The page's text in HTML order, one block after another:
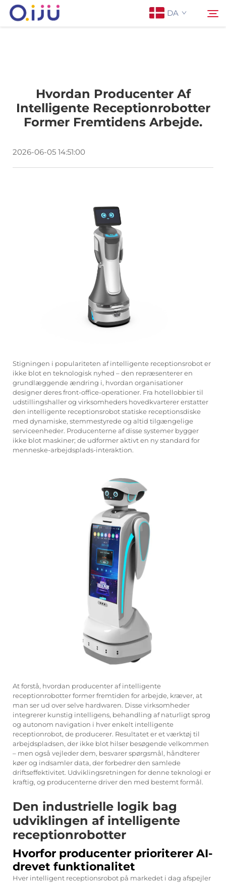
DA
Om os
Produkter
Anvendelse
Hvordan Producenter Af
Intelligente Receptionrobotter
Former Fremtidens Arbejde.
2026-06-05 14:51:00
Stigningen i populariteten afintelligente receptionsroboter
ikke blot en teknologisk nyhed – den repræsenterer en
grundlæggende ændring i, hvordan organisationer
designer deres front-office-operationer. Fra hotellobbier til
udstillingshaller og virksomheders hovedkvarterer erstatter
den intelligente receptionsrobot statiske receptionsdiske
med dynamiske, stemmestyrede og altid tilgængelige
serviceenheder. Producenterne af disse systemer bygger
ikke blot maskiner; de udformer aktivt en ny standard for
menneske-arbejdsplads-interaktion.
At forstå, hvordan producenter af intelligente
receptionrobotter former fremtiden for arbejde, kræver, at
man ser ud over selve hardwaren. Disse virksomheder
integrerer kunstig intelligens, behandling af naturligt sprog
og autonom navigation i hver enkelt intelligente
receptionrobot, de producerer. Resultatet er et værktøj til
arbejdspladsen, der ikke blot hilser besøgende velkommen
– men også vejleder dem, besvarer spørgsmål, håndterer
køer og indsamler data, der forbedrer den samlede
driftseffektivitet. Udviklingsretningen for denne teknologi er
kraftig, og producenterne driver den med bestemt formål.
Den industrielle logik bag
udviklingen af intelligente
receptionrobotter
Hvorfor producenter prioriterer AI-
drevet funktionalitet
Hver intelligent receptionsrobot på markedet i dag afspejler